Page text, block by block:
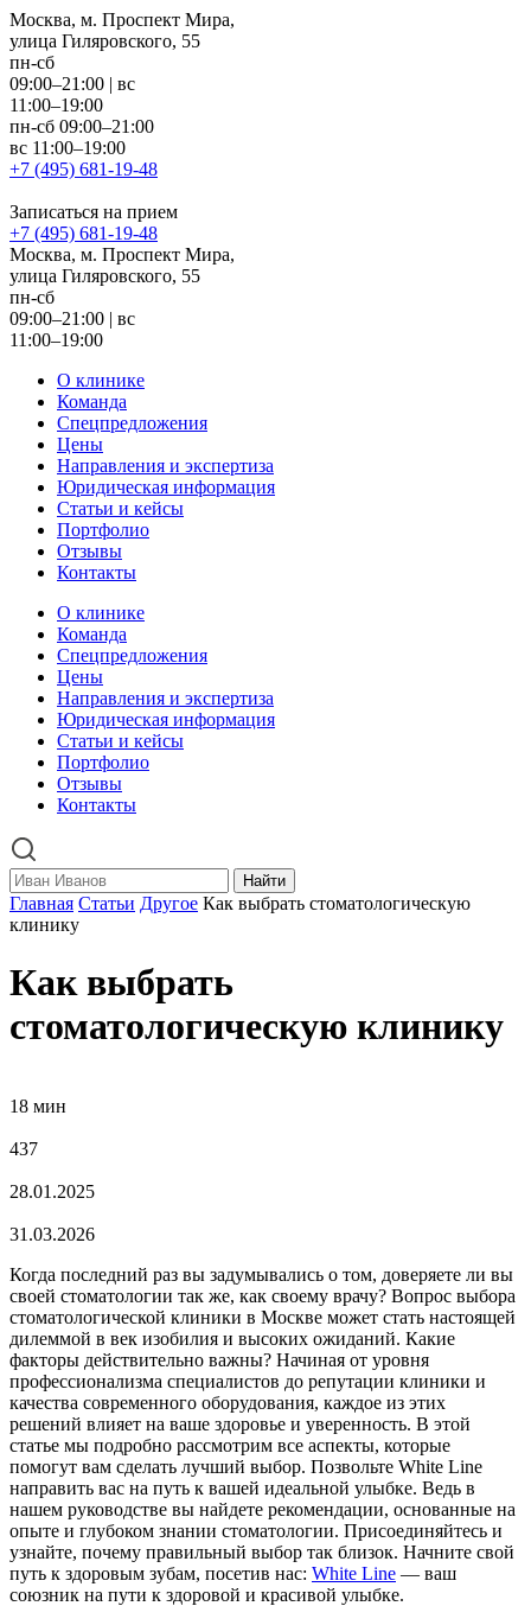
Москва, м. Проспект Мира,
улица Гиляровского, 55
пн-сб
09:00–21:00 | вс
11:00–19:00
пн-сб 09:00–21:00
вс 11:00–19:00
+7 (495) 681-19-48
Записаться на прием
+7 (495) 681-19-48
Москва, м. Проспект Мира,
улица Гиляровского, 55
пн-сб
09:00–21:00 | вс
11:00–19:00
О клинике
Команда
Спецпредложения
Цены
Направления и экспертиза
Юридическая информация
Статьи и кейсы
Портфолио
Отзывы
Контакты
О клинике
Команда
Спецпредложения
Цены
Направления и экспертиза
Юридическая информация
Статьи и кейсы
Портфолио
Отзывы
Контакты
Найти
Главная Статьи Другое Как выбрать стоматологическую
клинику
Как выбрать
стоматологическую клинику
18 мин
437
28.01.2025
31.03.2026
Когда последний раз вы задумывались о том, доверяете ли вы
своей стоматологии так же, как своему врачу? Вопрос выбора
стоматологической клиники в Москве может стать настоящей
дилеммой в век изобилия и высоких ожиданий. Какие
факторы действительно важны? Начиная от уровня
профессионализма специалистов до репутации клиники и
качества современного оборудования, каждое из этих
решений влияет на ваше здоровье и уверенность. В этой
статье мы подробно рассмотрим все аспекты, которые
помогут вам сделать лучший выбор. Позвольте White Line
направить вас на путь к вашей идеальной улыбке. Ведь в
нашем руководстве вы найдете рекомендации, основанные на
опыте и глубоком знании стоматологии. Присоединяйтесь и
узнайте, почему правильный выбор так близок. Начните свой
путь к здоровым зубам, посетив нас: White Line — ваш
союзник на пути к здоровой и красивой улыбке.